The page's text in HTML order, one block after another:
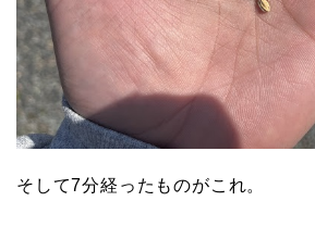
そして7分経ったものがこれ。